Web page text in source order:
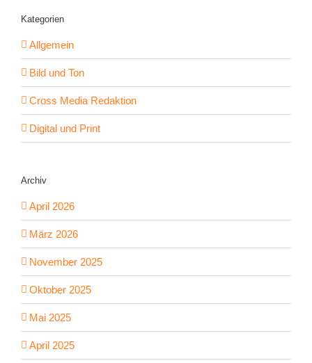
Kategorien
Allgemein
Bild und Ton
Cross Media Redaktion
Digital und Print
Archiv
April 2026
März 2026
November 2025
Oktober 2025
Mai 2025
April 2025